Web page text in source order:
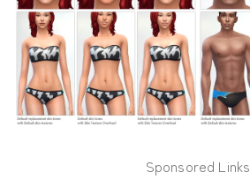
Sponsored Links